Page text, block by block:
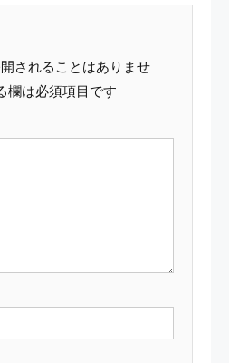
されることはありませ
欄は必須項目です